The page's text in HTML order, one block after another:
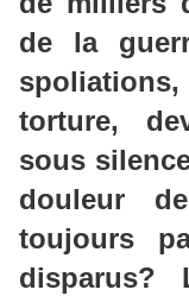
de la
torture,
sous
douleur
toujours
disparus?